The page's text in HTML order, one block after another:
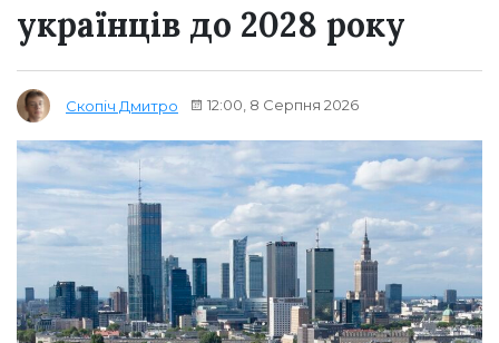
українців до 2028 року
Скопіч Дмитро 12:00, 8 Серпня 2026